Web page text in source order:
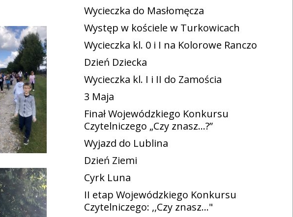
Wycieczka do Masłomęcza
Występ w kościele w Turkowicach
Wycieczka kl. 0 i I na Kolorowe Ranczo
Dzień Dziecka
Wycieczka kl. I i II do Zamościa
3 Maja
Finał Wojewódzkiego Konkursu
Czytelniczego „Czy znasz…?”
Wyjazd do Lublina
Dzień Ziemi
Cyrk Luna
II etap Wojewódzkiego Konkursu
Czytelniczego: ,,Czy znasz…"